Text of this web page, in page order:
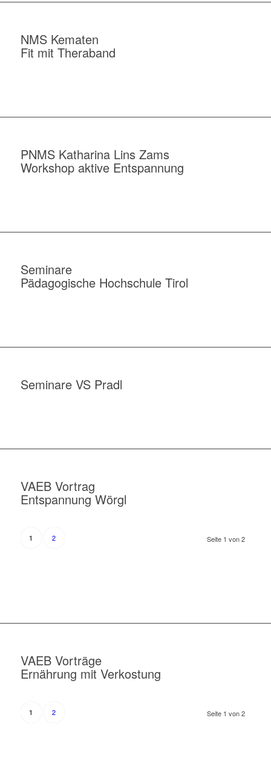
NMS Kematen
Fit mit Theraband
PNMS Katharina Lins Zams
Workshop aktive Entspannung
Seminare
Pädagogische Hochschule Tirol
Seminare VS Pradl
VAEB Vortrag
Entspannung Wörgl
Seite 1 von 2
1 2
VAEB Vorträge
Ernährung mit Verkostung
Seite 1 von 2
1 2